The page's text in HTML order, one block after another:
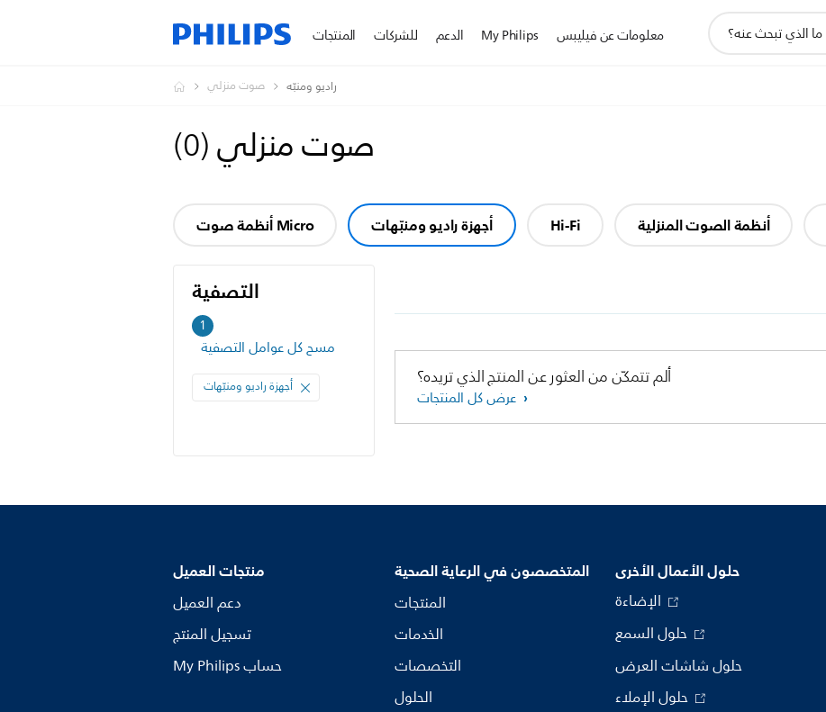
المنتجات للشركات الدعم My Philips معلومات عن فيليبس
دعم
صوت منزلي راديو ومنبّه
صوت منزلي(
0
)
أنظمة صوت Micro أجهزة راديو ومنبّهات Hi-Fi أنظمة الصوت المنزلية
التصفية
1
مسح كل عوامل التصفية
أجهزة راديو ومنبّهات ألم تتمكّن من العثور عن المنتج الذي تريده؟
عرض كل المنتجات
منتجات العميل
دعم العميل
تسجيل المنتج
My Philips حساب
المتخصصون في الرعاية الصحية
المنتجات
الخدمات
التخصصات
الحلول
حلول الأعمال الأخرى
حلول شاشات العرض